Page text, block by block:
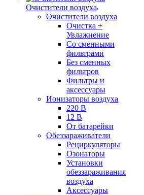
Очистители воздуха
Очистители воздуха
Очистка +
Увлажнение
Cо сменными
фильтрами
Без сменных
фильтров
Фильтры и
аксессуары
Ионизаторы воздуха
220 В
12 В
От батарейки
Обеззараживатели
Рециркуляторы
Озонаторы
Установки
обеззараживания
воздуха
Аксессуары